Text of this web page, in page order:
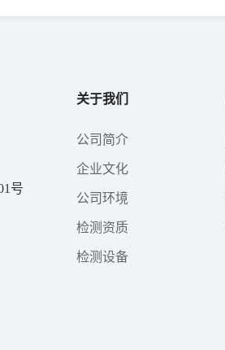
号
关于我们
公司简介
企业文化
公司环境
检测资质
检测设备